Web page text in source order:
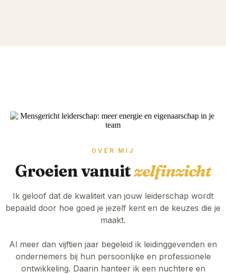
OVER MIJ
Groeien vanuitzelfinzicht
Ik geloof dat de kwaliteit van jouw leiderschap wordt
bepaald door hoe goed je jezelf kent en de keuzes die je
maakt.
Al meer dan vijftien jaar begeleid ik leidinggevenden en
ondernemers bij hun persoonlijke en professionele
ontwikkeling. Daarin hanteer ik een nuchtere en